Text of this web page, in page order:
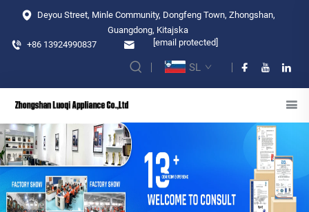
Deyou Street, Minle Community, Dongfeng Town, Zhongshan,
Guangdong, Kitajska
+86 13924990837
[email protected]
SL